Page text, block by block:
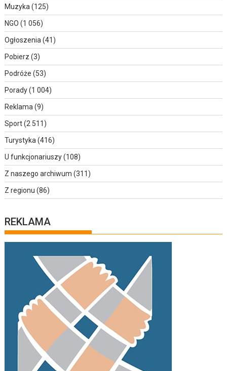
Muzyka (125)
NGO (1 056)
Ogłoszenia (41)
Pobierz (3)
Podróże (53)
Porady(1 004)
Reklama (9)
Sport(2 511)
Turystyka (416)
U funkcjonariuszy(108)
Z naszego archiwum (311)
Z regionu (86)
REKLAMA